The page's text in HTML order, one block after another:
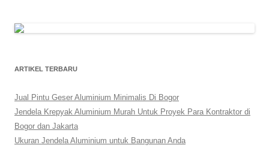
ARTIKEL TERBARU
Jual Pintu Geser Aluminium Minimalis Di Bogor
Jendela Krepyak Aluminium Murah Untuk Proyek Para Kontraktor di
Bogor dan Jakarta
Ukuran Jendela Aluminium untuk Bangunan Anda